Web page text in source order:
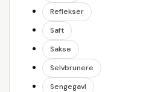
Reflekser
Saft
Sakse
Selvbrunere
Sengegavl